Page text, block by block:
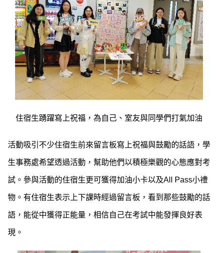
住宿生踴躍寫上祝福，為自己、室友與同學們打氣加油
活動吸引不少住宿生前來留言板寫上祝福與鼓勵的話語，學
生事務處希望透過活動，幫助他們以積極樂觀的心態應對考
試。參與活動的住宿生更可獲得加油小卡以及All Pass小禮
物。有住宿生表示上下課時經過留言板，看到那些鼓勵的話
語，能從中獲得正能量，相信自己在考試中能發揮良好表
現。